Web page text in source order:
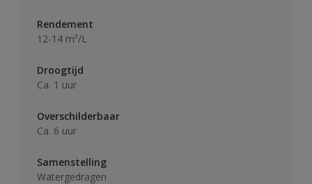
Rendement
12-14 m²/L
Droogtijd
Ca. 1 uur
Overschilderbaar
Ca. 6 uur
Samenstelling
Watergedragen